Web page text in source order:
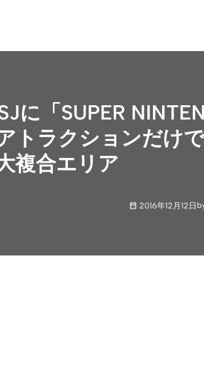
に「SUPER
トラクションだけ
複合エリア
2016年12月12日